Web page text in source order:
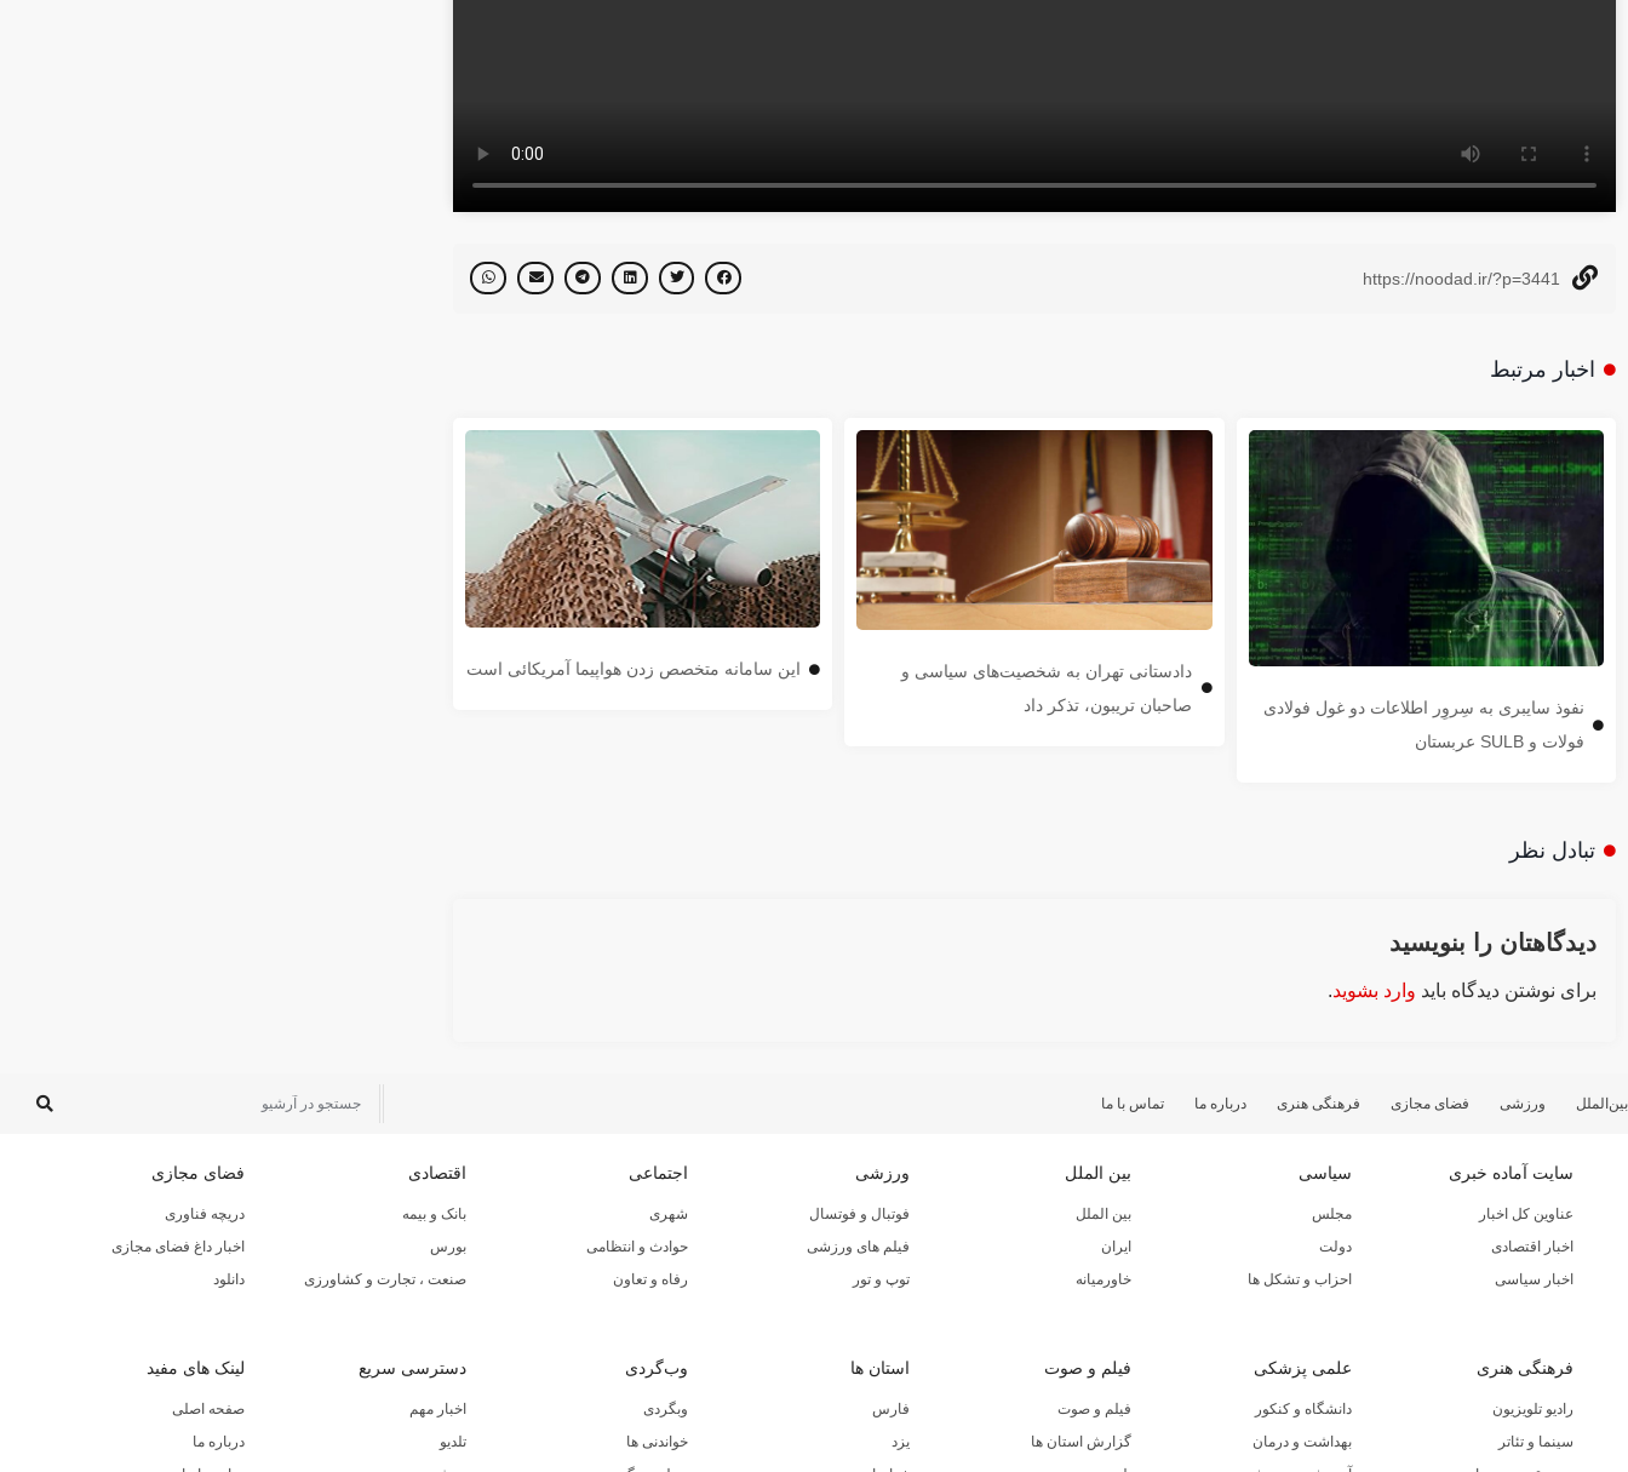
https://noodad.ir/?p=3441
اخبار مرتبط
نفوذ سایبری به سِروِر اطلاعات دو غول فولادی
فولات و SULB عربستان
دادستانی تهران به شخصیت‌های سیاسی و
صاحبان تریبون، تذکر داد
این سامانه متخصص زدن هواپیما آمریکائی است
تبادل نظر
دیدگاهتان را بنویسید
برای نوشتن دیدگاه باید وارد بشوید.
بین‌الملل ورزشی فضای مجازی فرهنگی هنری درباره ما تماس با ما
سایت آماده خبری
عناوین کل اخبار
اخبار اقتصادی
اخبار سیاسی
سیاسی
مجلس
دولت
احزاب و تشکل ها
بین الملل
بین الملل
ایران
خاورمیانه
ورزشی
فوتبال و فوتسال
فیلم های ورزشی
توپ و تور
اجتماعی
شهری
حوادث و انتظامی
رفاه و تعاون
اقتصادی
بانک و بیمه
بورس
صنعت ، تجارت و کشاورزی
فضای مجازی
دریچه فناوری
اخبار داغ فضای مجازی
دانلود
فرهنگی هنری
رادیو تلویزیون
سینما و تئاتر
علمی پزشکی
دانشگاه و کنکور
بهداشت و درمان
فیلم و صوت
فیلم و صوت
گزارش استان ها
استان ها
فارس
یزد
وب‌گردی
وبگردی
خواندنی ها
دسترسی سریع
اخبار مهم
تلدیو
لینک های مفید
صفحه اصلی
درباره ما